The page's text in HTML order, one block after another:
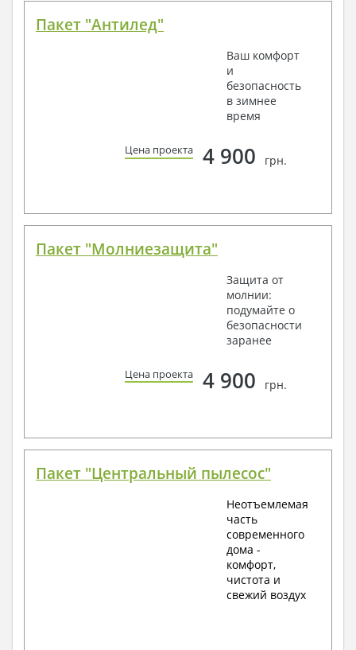
Пакет "Антилед"
Ваш комфорт
и
безопасность
в зимнее
время
Цена проекта 4 900 грн.
Пакет "Молниезащита"
Защита от
молнии:
подумайте о
безопасности
заранее
Цена проекта 4 900 грн.
Пакет "Центральный пылесос"
Неотъемлемая
часть
современного
дома -
комфорт,
чистота и
свежий воздух